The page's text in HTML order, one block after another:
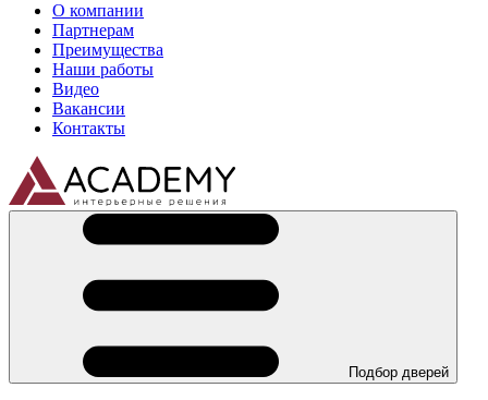
О компании
Партнерам
Преимущества
Наши работы
Видео
Вакансии
Контакты
Подбор дверей